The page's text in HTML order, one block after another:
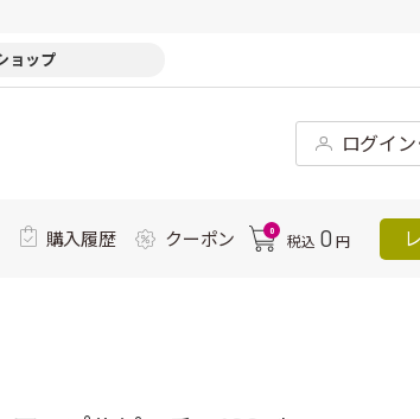
ョップ
ログイ
購入履歴 クーポン 0
税込 0 円